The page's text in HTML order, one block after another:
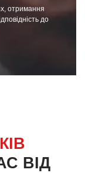
отримання
до
ВІД